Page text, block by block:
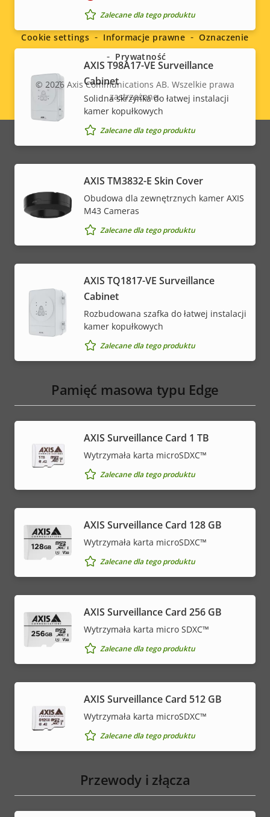
Zalecane dla tego produktu
AXIS T98A17-VE Surveillance
Cabinet
Solidna skrzynka do łatwej instalacji
kamer kopułkowych
Zalecane dla tego produktu
AXIS TM3832-E Skin Cover
Obudowa dla zewnętrznych kamer AXIS
M43 Cameras
Zalecane dla tego produktu
AXIS TQ1817-VE Surveillance
Cabinet
Rozbudowana szafka do łatwej instalacji
kamer kopułkowych
Zalecane dla tego produktu
Pamięć masowa typu Edge
AXIS Surveillance Card 1 TB
Wytrzymała karta microSDXC™
Zalecane dla tego produktu
AXIS Surveillance Card 128 GB
Wytrzymała karta microSDXC™
Zalecane dla tego produktu
AXIS Surveillance Card 256 GB
Wytrzymała karta micro SDXC™
Zalecane dla tego produktu
AXIS Surveillance Card 512 GB
Wytrzymała karta microSDXC™
Zalecane dla tego produktu
Przewody i złącza
menu
Legal
© 2026 Axis Communications AB. Wszelkie prawa
zastrzeżone.
Cookie settings Informacje prawne
Oznaczenie
Prywatność